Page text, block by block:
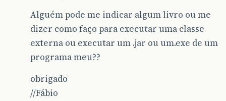
Alguém pode me indicar algum livro ou me
dizer como faço para executar uma classe
externa ou executar um .jar ou um.exe de um
programa meu??
obrigado
//Fábio